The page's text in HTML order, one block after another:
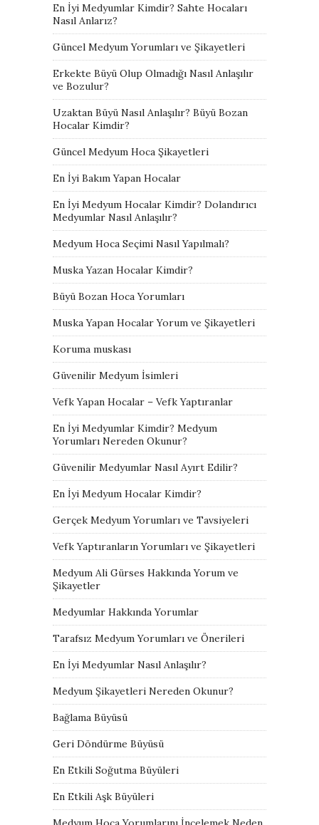
En İyi Medyumlar Kimdir? Sahte Hocaları
Nasıl Anlarız?
Güncel Medyum Yorumları ve Şikayetleri
Erkekte Büyü Olup Olmadığı Nasıl Anlaşılır
ve Bozulur?
Uzaktan Büyü Nasıl Anlaşılır? Büyü Bozan
Hocalar Kimdir?
Güncel Medyum Hoca Şikayetleri
En İyi Bakım Yapan Hocalar
En İyi Medyum Hocalar Kimdir? Dolandırıcı
Medyumlar Nasıl Anlaşılır?
Medyum Hoca Seçimi Nasıl Yapılmalı?
Muska Yazan Hocalar Kimdir?
Büyü Bozan Hoca Yorumları
Muska Yapan Hocalar Yorum ve Şikayetleri
Koruma muskası
Güvenilir Medyum İsimleri
Vefk Yapan Hocalar – Vefk Yaptıranlar
En İyi Medyumlar Kimdir? Medyum
Yorumları Nereden Okunur?
Güvenilir Medyumlar Nasıl Ayırt Edilir?
En İyi Medyum Hocalar Kimdir?
Gerçek Medyum Yorumları ve Tavsiyeleri
Vefk Yaptıranların Yorumları ve Şikayetleri
Medyum Ali Gürses Hakkında Yorum ve
Şikayetler
Medyumlar Hakkında Yorumlar
Tarafsız Medyum Yorumları ve Önerileri
En İyi Medyumlar Nasıl Anlaşılır?
Medyum Şikayetleri Nereden Okunur?
Bağlama Büyüsü
Geri Döndürme Büyüsü
En Etkili Soğutma Büyüleri
En Etkili Aşk Büyüleri